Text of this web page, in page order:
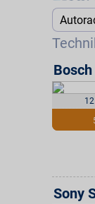
☎ 0800
Sony